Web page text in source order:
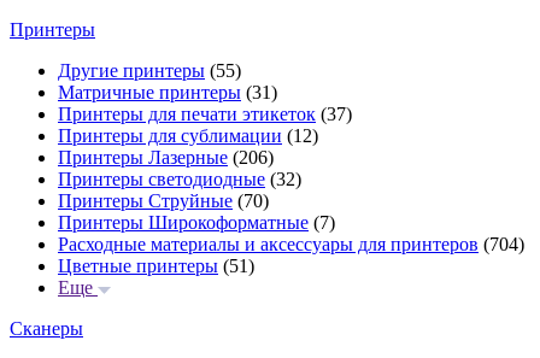
Принтеры
Другие принтеры (55)
Матричные принтеры (31)
Принтеры для печати этикеток (37)
Принтеры для сублимации (12)
Принтеры Лазерные (206)
Принтеры светодиодные (32)
Принтеры Струйные (70)
Принтеры Широкоформатные (7)
Расходные материалы и аксессуары для принтеров (704)
Цветные принтеры (51)
Еще
Сканеры